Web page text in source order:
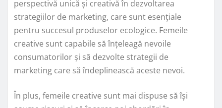
perspectivă unică și creativă în dezvoltarea
strategiilor de marketing, care sunt esențiale
pentru succesul produselor ecologice. Femeile
creative sunt capabile să înțeleagă nevoile
consumatorilor și să dezvolte strategii de
marketing care să îndeplinească aceste nevoi.
În plus, femeile creative sunt mai dispuse să își